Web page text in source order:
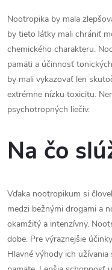
Nootropika by mala
by tieto látky mali chrániť
chemického charakteru.
pamäti a účinnosť
by mali vykazovať len
extrémne nízku toxicitu.
psychotropných liečiv.
Na čo
Vďaka nootropikum si
medzi bežnými drogami a
okamžitý a intenzívny.
dobe. Pre výraznejšie
Hlavné výhody ich